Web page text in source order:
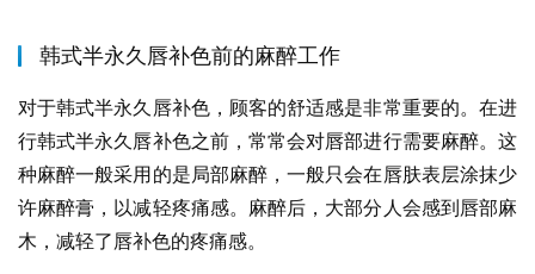
韩式半永久唇补色前的麻醉工作
对于韩式半永久唇补色，顾客的舒适感是非常重要的。在进
行韩式半永久唇补色之前，常常会对唇部进行需要麻醉。这
种麻醉一般采用的是局部麻醉，一般只会在唇肤表层涂抹少
许麻醉膏，以减轻疼痛感。麻醉后，大部分人会感到唇部麻
木，减轻了唇补色的疼痛感。